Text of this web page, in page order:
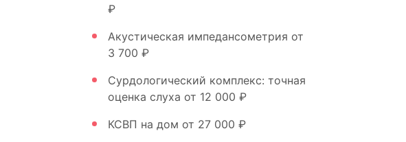
₽
Акустическая импедансометрия от
3 700 ₽
Сурдологический комплекс: точная
оценка слуха от 12 000 ₽
КСВП на дом от 27 000 ₽